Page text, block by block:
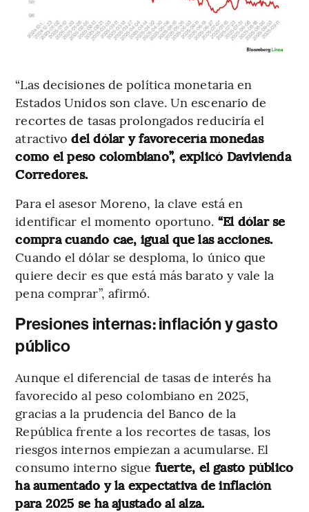
“Las decisiones de política monetaria en
Estados Unidos son clave. Un escenario de
recortes de tasas prolongados reduciría el
atractivodel dólar y favorecería monedas
como el peso colombiano”, explicó Davivienda
Corredores.
Para el asesor Moreno, la clave está en
identificar el momento oportuno. “El dólar se
compra cuando cae, igual que las acciones.
Cuando el dólar se desploma, lo único que
quiere decir es que está más barato y vale la
pena comprar”, afirmó.
Presiones internas: inflación y gasto
público
Aunque el diferencial de tasas de interés ha
favorecido al peso colombiano en 2025,
gracias a la prudencia del Banco de la
República frente a los recortes de tasas, los
riesgos internos empiezan a acumularse. El
consumo interno sigue fuerte, el gasto público
ha aumentado y la expectativa de inflación
para 2025 se ha ajustado al alza.